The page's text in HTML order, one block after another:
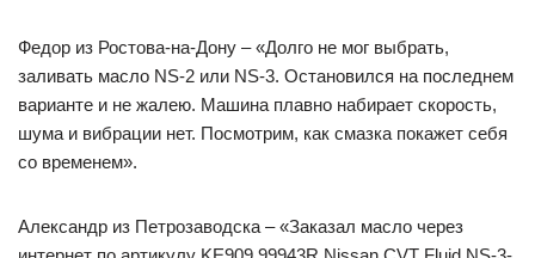
Федор из Ростова-на-Дону – «Долго не мог выбрать,
заливать масло NS-2 или NS-3. Остановился на последнем
варианте и не жалею. Машина плавно набирает скорость,
шума и вибрации нет. Посмотрим, как смазка покажет себя
со временем».
Александр из Петрозаводска – «Заказал масло через